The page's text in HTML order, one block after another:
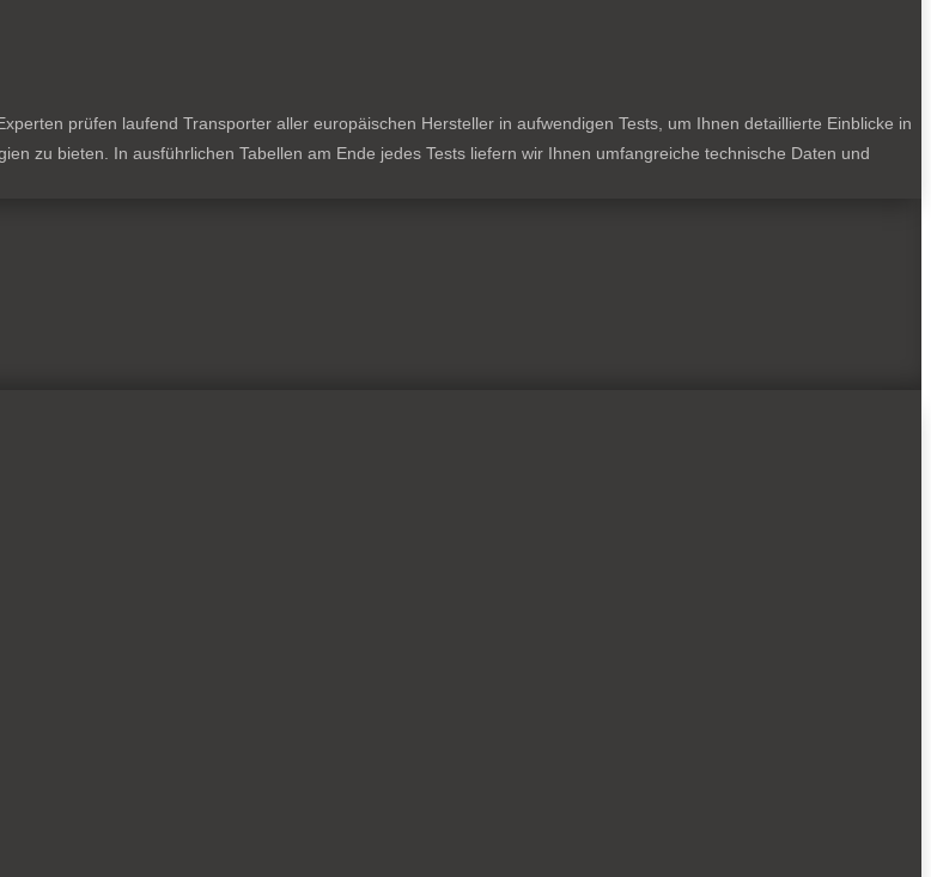
prüfen laufend Transporter aller europäischen Hersteller in aufwendigen Tests, um Ihnen detaillierte Einblicke in
zu bieten. In ausführlichen Tabellen am Ende jedes Tests liefern wir Ihnen umfangreiche technische Daten und